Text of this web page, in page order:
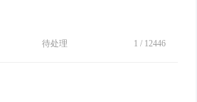
待处理 1 / 12446